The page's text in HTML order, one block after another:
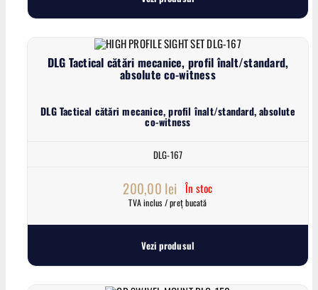
DLG Tactical cătări mecanice, profil înalt/standard,
absolute co-witness
DLG Tactical cătări mecanice, profil înalt/standard, absolute
co-witness
DLG-167
200,00 lei În stoc
TVA inclus / preț bucată
Vezi produsul